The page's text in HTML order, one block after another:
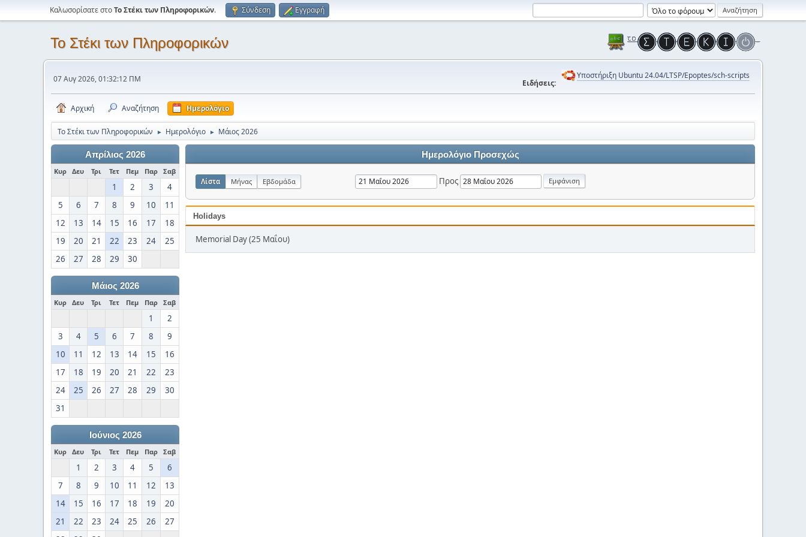
Καλωσορίσατε στοΤο Στέκι των Πληροφορικών. Σύνδεση Εγγραφή
Το Στέκι των Πληροφορικών
07 Αυγ 2026, 01:32:12 ΠΜ Ειδήσεις:
Υποστήριξη Ubuntu 24.04/LTSP/Epoptes/sch-scripts
Αρχική Αναζήτηση Ημερολόγιο
Το Στέκι των Πληροφορικών ► Ημερολόγιο ► Μάιος 2026
Απρίλιος 2026
Κυρ Δευ Τρι Τετ Πεμ Παρ Σαβ
1 2 3
4
5
6 7 8 9 10
11
12
13 14 15 16 17
18
19
20 21 22 23 24
25
26
27 28 29 30
Μάιος 2026
Κυρ Δευ Τρι Τετ Πεμ Παρ Σαβ
1
2
3
4 5 6 7 8
9
10
11 12 13 14 15
16
17
18 19 20 21 22
23
24
25 26 27 28 29
30
31
Ιούνιος 2026
Κυρ Δευ Τρι Τετ Πεμ Παρ Σαβ
1 2 3 4 5
6
7
8 9 10 11 12
13
14
15 16 17 18 19
20
21
22 23 24 25 26
27
Ημερολόγιο Προσεχώς
Λίστα Μήνας Εβδομάδα Προς
Holidays
Memorial Day (25 Μαΐου)